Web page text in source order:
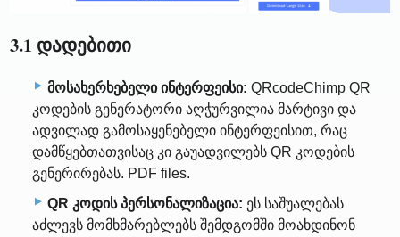
3.1 დადებითი
მოსახერხებელი ინტერფეისი: QRcodeChimp QR
კოდების გენერატორი აღჭურვილია მარტივი და
ადვილად გამოსაყენებელი ინტერფეისით, რაც
დამწყებთათვისაც კი გაუადვილებს QR კოდების
გენერირებას. PDF files.
QR კოდის პერსონალიზაცია: ეს საშუალებას
აძლევს მომხმარებლებს შემდგომში მოახდინონ